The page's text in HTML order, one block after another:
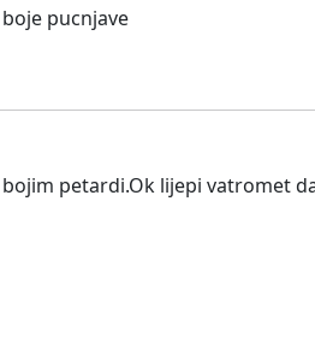
pucnjave
petardi.Ok lijepi